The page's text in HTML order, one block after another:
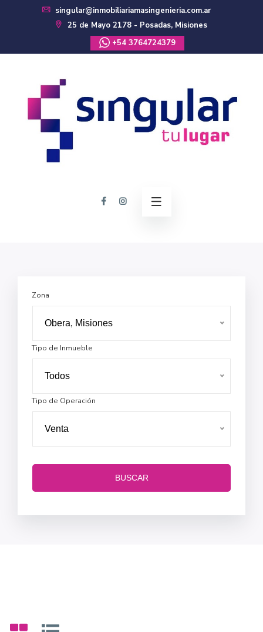
singular@inmobiliariamasingenieria.com.ar
25 de Mayo 2178 - Posadas, Misiones
+54 3764724379
Zona
Obera, Misiones
Tipo de Inmueble
Todos
Tipo de Operación
Venta
BUSCAR